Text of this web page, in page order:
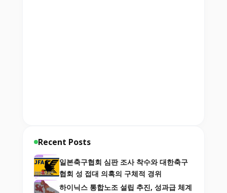
Recent Posts
일본축구협회 심판 조사 착수와 대한축구
협회 성 접대 의혹의 구체적 경위
하이닉스 통합노조 설립 추진, 성과급 체계